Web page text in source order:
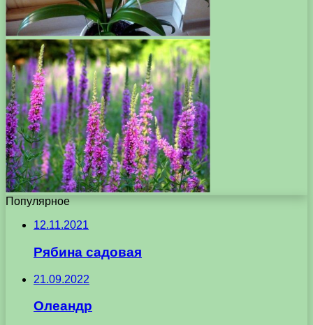
Популярное
12.11.2021
Рябина садовая
21.09.2022
Олеандр